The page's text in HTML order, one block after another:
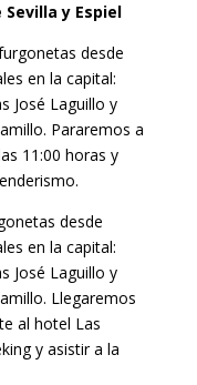
y Espiel
desde
en la capital:
José Laguillo y
Pararemos a
11:00 horas y
desde
en la capital:
José Laguillo y
Llegaremos
al hotel Las
y asistir a la